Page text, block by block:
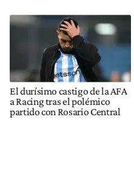
El durísimo castigo de la AFA
a Racing tras el polémico
partido con Rosario Central